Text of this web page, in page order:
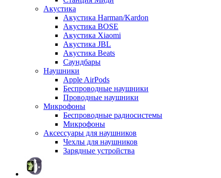
Акустика
Акустика Harman/Kardon
Акустика BOSE
Акустика Xiaomi
Акустика JBL
Акустика Beats
Саундбары
Наушники
Apple AirPods
Беспроводные наушники
Проводные наушники
Микрофоны
Беспроводные радиосистемы
Микрофоны
Аксессуары для наушников
Чехлы для наушников
Зарядные устройства